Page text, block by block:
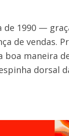
de 1990 —
de vendas.
boa maneira
dorsal